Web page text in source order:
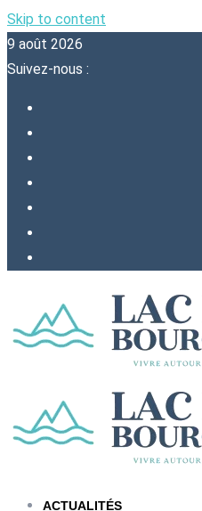
Skip to content
9 août 2026
Suivez-nous :
ACTUALITÉS